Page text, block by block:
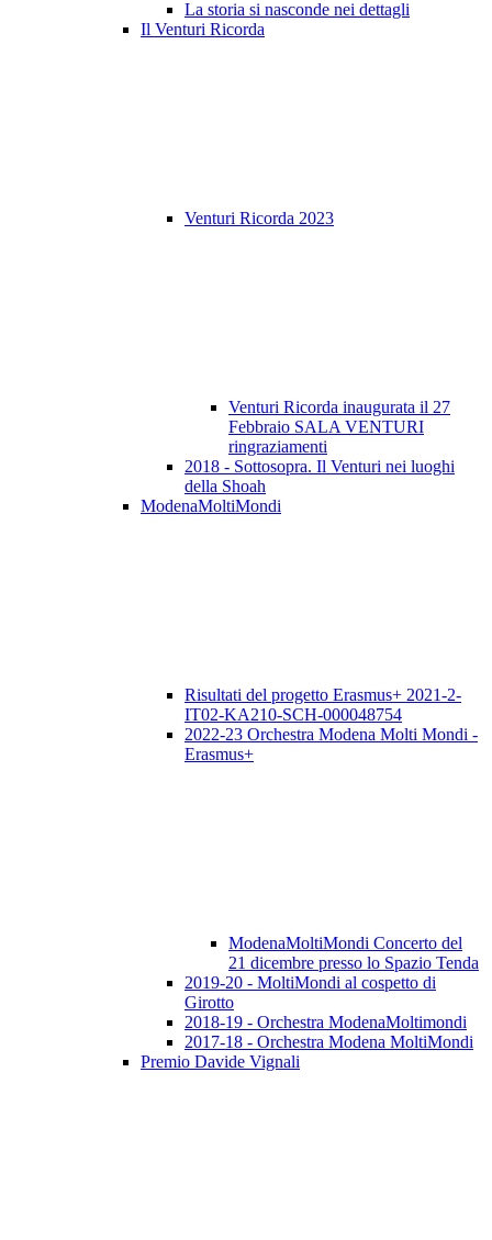
La storia si nasconde nei dettagli
Il Venturi Ricorda
Venturi Ricorda 2023
Venturi Ricorda inaugurata il 27
Febbraio SALA VENTURI
ringraziamenti
2018 - Sottosopra. Il Venturi nei luoghi
della Shoah
ModenaMoltiMondi
Risultati del progetto Erasmus+ 2021-2-
IT02-KA210-SCH-000048754
2022-23 Orchestra Modena Molti Mondi -
Erasmus+
ModenaMoltiMondi Concerto del
21 dicembre presso lo Spazio Tenda
2019-20 - MoltiMondi al cospetto di
Girotto
2018-19 - Orchestra ModenaMoltimondi
2017-18 - Orchestra Modena MoltiMondi
Premio Davide Vignali